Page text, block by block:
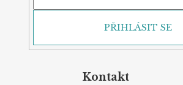
PŘIHLÁSIT SE
Kontakt